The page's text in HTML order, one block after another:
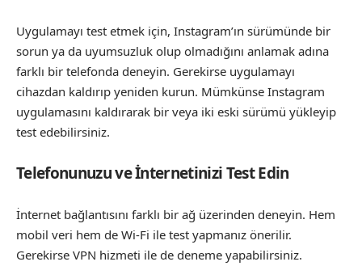
Uygulamayı test etmek için, Instagram’ın sürümünde bir
sorun ya da uyumsuzluk olup olmadığını anlamak adına
farklı bir telefonda deneyin. Gerekirse uygulamayı
cihazdan kaldırıp yeniden kurun. Mümkünse Instagram
uygulamasını kaldırarak bir veya iki eski sürümü yükleyip
test edebilirsiniz.
Telefonunuzu ve İnternetinizi Test Edin
İnternet bağlantısını farklı bir ağ üzerinden deneyin. Hem
mobil veri hem de Wi-Fi ile test yapmanız önerilir.
Gerekirse VPN hizmeti ile de deneme yapabilirsiniz.